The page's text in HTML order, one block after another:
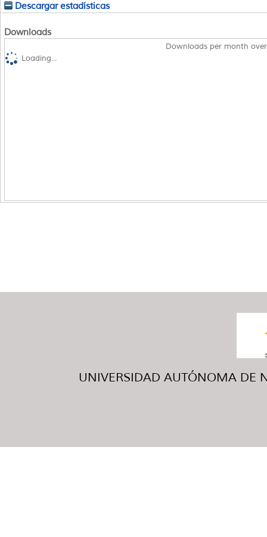
Descargar estadísticas
Downloads
Downloads per month
Loading...
UNIVERSIDAD AUTÓNOMA DE